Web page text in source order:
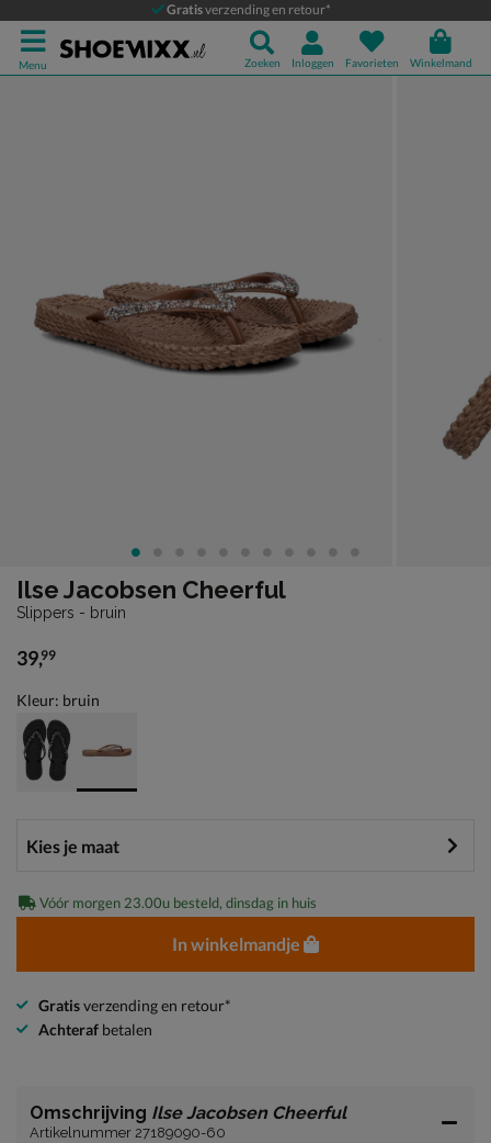
Gratisverzending en retour*
Menu Zoeken Inloggen Favorieten Winkelmand
Ilse Jacobsen Cheerful
Slippers
Ilse Jacobsen Cheerful
Slippers - bruin
€ 39,99
39,99
Kleur: bruin
Vóór morgen 23.00u besteld, dinsdag in huis
In winkelmandje
Gratisverzending en retour*
Achteraf betalen
Omschrijving Ilse Jacobsen Cheerful
Artikelnummer 27189090-60